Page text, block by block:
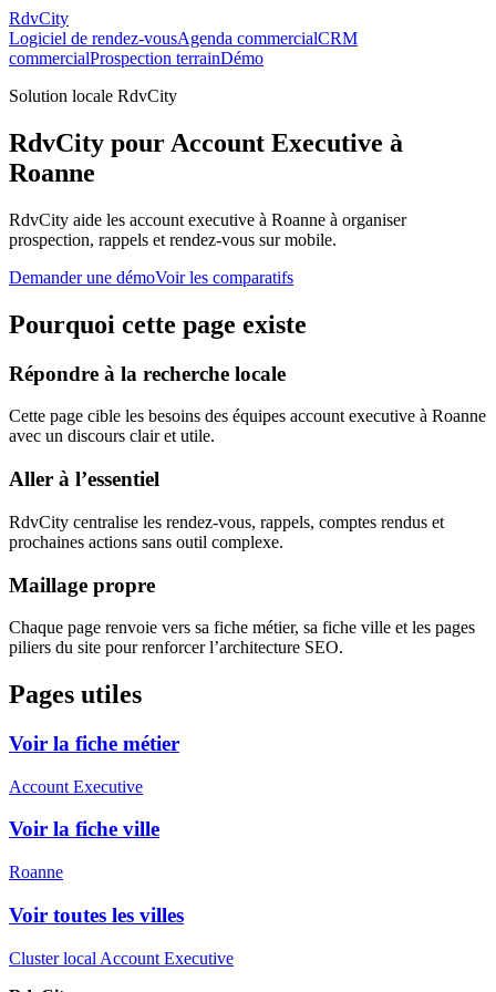
RdvCity
Logiciel de rendez-vousAgenda commercialCRM
commercialProspection terrainDémo
Solution locale RdvCity
RdvCity pour Account Executive à
Roanne
RdvCity aide les account executive à Roanne à organiser
prospection, rappels et rendez-vous sur mobile.
Demander une démoVoir les comparatifs
Pourquoi cette page existe
Répondre à la recherche locale
Cette page cible les besoins des équipes account executive à Roanne
avec un discours clair et utile.
Aller à l’essentiel
RdvCity centralise les rendez-vous, rappels, comptes rendus et
prochaines actions sans outil complexe.
Maillage propre
Chaque page renvoie vers sa fiche métier, sa fiche ville et les pages
piliers du site pour renforcer l’architecture SEO.
Pages utiles
Voir la fiche métier
Account Executive
Voir la fiche ville
Roanne
Voir toutes les villes
Cluster local Account Executive